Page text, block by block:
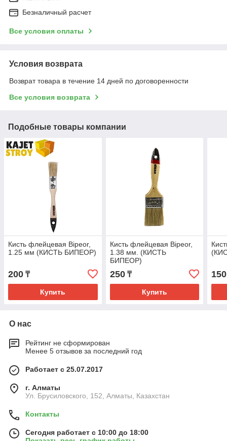
Безналичный расчет
Все условия оплаты
Условия возврата
Возврат товара в течение 14 дней по договоренности
Все условия возврата
Подобные товары компании
Кисть флейцевая Bipeor,
1.25 мм (КИСТЬ БИПЕОР)
200 ₸
Купить
Кисть флейцевая Bipeor,
1.38 мм. (КИСТЬ
БИПЕОР)
250₸
Купить
150
О нас
Рейтинг не сформирован
Менее 5 отзывов за последний год
Работает с 25.07.2017
г. Алматы
Ул. Брусиловского, 152, Алматы, Казахстан
Контакты
Сегодня работает с 10:00 до 18:00